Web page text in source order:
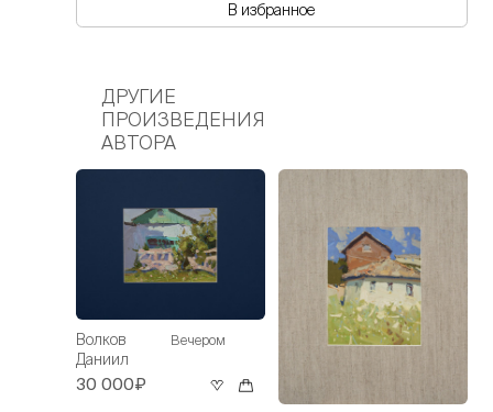
В избранное
ДРУГИЕ
ПРОИЗВЕДЕНИЯ
АВТОРА
Волков
Даниил
Вечером
30 000₽